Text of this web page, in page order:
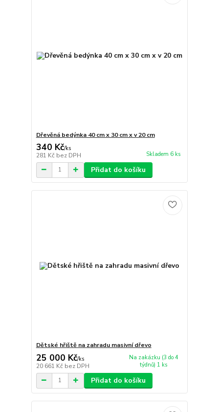
Dřevěná bedýnka 40 cm x 30 cm x v 20 cm
340 Kč/ks
281 Kč bez DPH Skladem 6 ks
Přidat do košíku
Dětské hřiště na zahradu masivní dřevo
25 000 Kč/ks
20 661 Kč bez DPH
Na zakázku (3 do 4
týdnů) 1 ks
Přidat do košíku